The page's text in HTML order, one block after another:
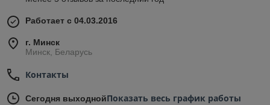
Работает с 04.03.2016
г. Минск
Минск, Беларусь
Контакты
Сегодня выходнойПоказать весь график работы